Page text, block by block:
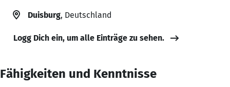
Duisburg, Deutschland
Logg Dich ein, um alle Einträge zu sehen.
Fähigkeiten und Kenntnisse